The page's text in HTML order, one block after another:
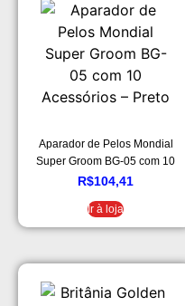
Aparador de Pelos Mondial
Super Groom BG-05 com 10
Acessórios – Preto
R$104,41
Ir à loja